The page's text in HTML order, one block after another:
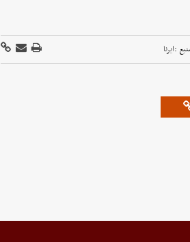
:ایرنا